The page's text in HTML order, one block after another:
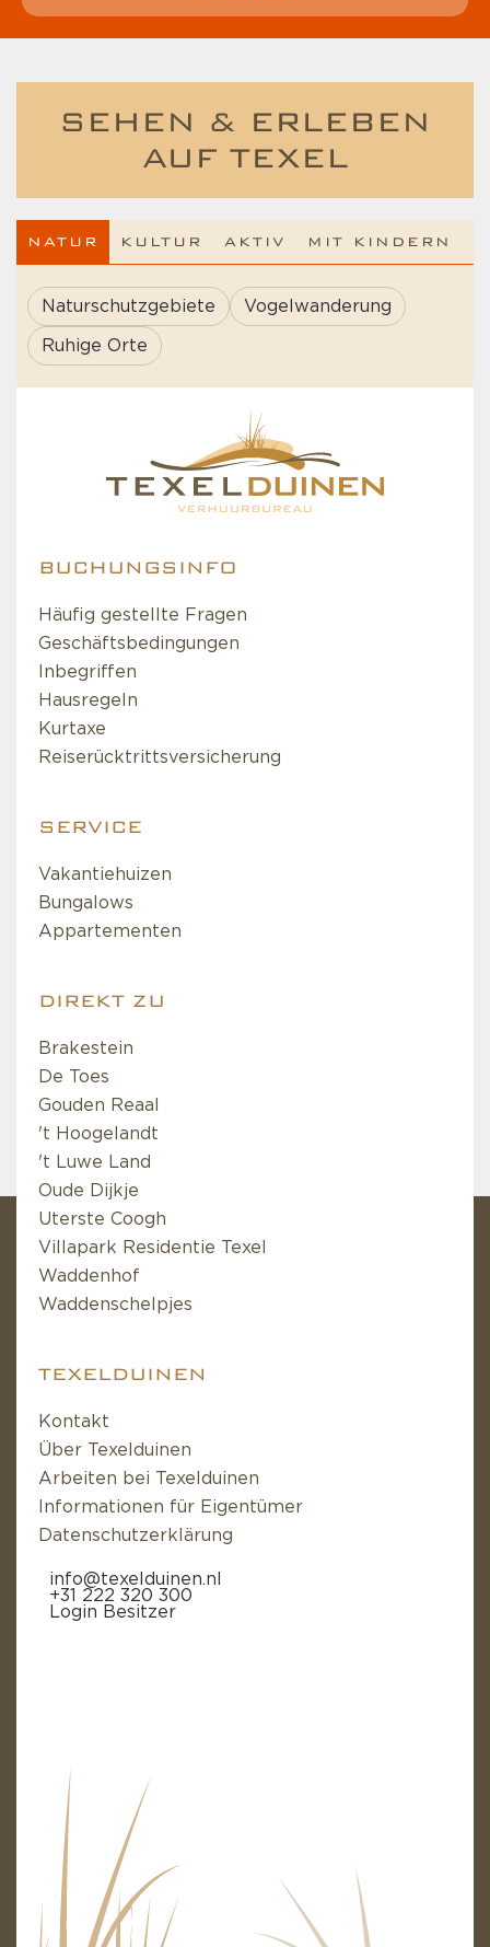
SEHEN & ERLEBEN
AUF TEXEL
NATUR KULTUR AKTIV MIT KINDERN
Naturschutzgebiete Vogelwanderung
Ruhige Orte
BUCHUNGSINFO
Häufig gestellte Fragen
Geschäftsbedingungen
Inbegriffen
Hausregeln
Kurtaxe
Reiserücktrittsversicherung
SERVICE
Vakantiehuizen
Bungalows
Appartementen
DIREKT ZU
Brakestein
De Toes
Gouden Reaal
't Hoogelandt
't Luwe Land
Oude Dijkje
Uterste Coogh
Villapark Residentie Texel
Waddenhof
Waddenschelpjes
TEXELDUINEN
Kontakt
Über Texelduinen
Arbeiten bei Texelduinen
Informationen für Eigentümer
Datenschutzerklärung
info@texelduinen.nl
+31 222 320 300
Login Besitzer